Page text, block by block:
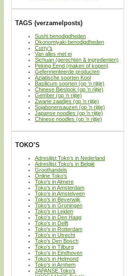
TAGS (verzamelposts)
Sushi benodigdheden
Okonomiyaki benodigdheden
Curry’s
Van alles met ei
Sichuan (gerechten & ingredienten)
Peking Eend (maken of kopen)
Gefermenteerde producten
Aziatische soorten Kool
Basilicum soorten (op ’n rijtje)
Chinese Bieslook (op ’n rijtje)
Gember (op ’n rijtje)
Zwarte zaadjes (op ’n rijtje)
Sojabonensauzen (op ’n rijtje)
Japanse noodles (op ’n rijtje)
Chinese noodles (op ’n rijtje)
TOKO’S
Adreslijst Toko’s in Nederland
Adreslijst Toko’s in België
Groothandels
Online Toko’s
Toko’s in Almere
Toko’s in Amsterdam
Toko’s in Amstelveen
Toko’s in Beverwijk
Toko’s in Groningen
Toko’s in Leiden
Toko’s in Den Haag
Toko’s in Delft
Toko’s in Rotterdam
Toko’s in Utrecht
Toko’s Den Bosch
Toko’s in Tilburg
Toko’s in Eindhoven
Toko’s in Helmond
Toko’s in Arnhem
JAPANSE Toko’s